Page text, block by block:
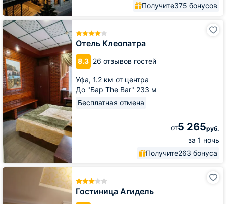
Получите375 бонусов
Отель Клеопатра
8.3 26 отзывов гостей
Уфа, 1.2 км от центра
До "Бар The Bar" 233 м
Бесплатная отмена
от5 265руб.
за 1 ночь
Получите263 бонуса
Отель
Клеопатра
Гостиница Агидель
Гостиница